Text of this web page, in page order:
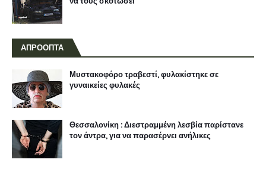
ΑΠΡΟΟΠΤΑ
Μυστακοφόρο τραβεστί, φυλακίστηκε σε
γυναικείες φυλακές
Θεσσαλονίκη : Διεστραμμένη λεσβία παρίστανε
τον άντρα, για να παρασέρνει ανήλικες